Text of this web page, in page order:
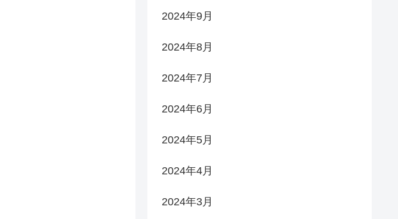
2024年9月
2024年8月
2024年7月
2024年6月
2024年5月
2024年4月
2024年3月